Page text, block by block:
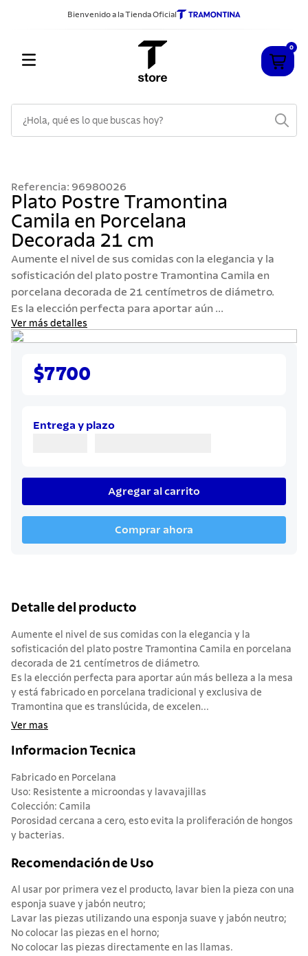
Bienvenido a la Tienda Oficial
0
Referencia: 96980026
Plato Postre Tramontina
Camila en Porcelana
Decorada 21 cm
Aumente el nivel de sus comidas con la elegancia y la
sofisticación del plato postre Tramontina Camila en
porcelana decorada de 21 centímetros de diámetro.
Es la elección perfecta para aportar aún ...
Ver más detalles
$7700
Entrega y plazo
Agregar al carrito
Comprar ahora
Detalle del producto
Aumente el nivel de sus comidas con la elegancia y la
sofisticación del plato postre Tramontina Camila en porcelana
decorada de 21 centímetros de diámetro.
Es la elección perfecta para aportar aún más belleza a la mesa
y está fabricado en porcelana tradicional y exclusiva de
Tramontina que es translúcida, de excelen...
Ver mas
Informacion Tecnica
Fabricado en Porcelana
Uso: Resistente a microondas y lavavajillas
Colección: Camila
Porosidad cercana a cero, esto evita la proliferación de hongos
y bacterias.
Recomendación de Uso
Al usar por primera vez el producto, lavar bien la pieza con una
esponja suave y jabón neutro;
Lavar las piezas utilizando una esponja suave y jabón neutro;
No colocar las piezas en el horno;
No colocar las piezas directamente en las llamas.
2.
sarten
3.
cubiertos
4.
acero inoxidable
5
ollas
6.
grano
cuchillo
8.
solar
allegra